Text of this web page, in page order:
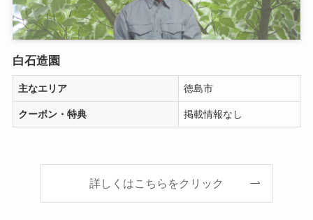
白石造園
主なエリア 徳島市
クーポン・特典 掲載情報なし
詳しくはこちらをクリック